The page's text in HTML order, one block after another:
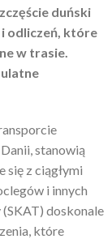
duński
odliczeń, które
w trasie.
stanowią
się z ciągłymi
i innych
doskonale
które